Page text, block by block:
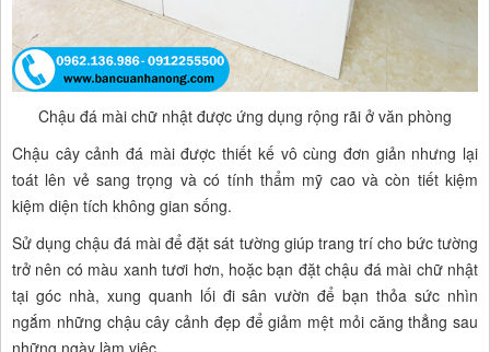
Chậu đá mài chữ nhật được ứng dụng rộng rãi ở văn phòng
Chậu cây cảnh đá mài được thiết kế vô cùng đơn giản nhưng lại
toát lên vẻ sang trọng và có tính thẩm mỹ cao và còn tiết kiệm
kiệm diện tích không gian sống.
Sử dụng chậu đá mài để đặt sát tường giúp trang trí cho bức tường
trở nên có màu xanh tươi hơn, hoặc bạn đặt chậu đá mài chữ nhật
tại góc nhà, xung quanh lối đi sân vườn để bạn thỏa sức nhìn
ngắm những chậu cây cảnh đẹp để giảm mệt mỏi căng thẳng sau